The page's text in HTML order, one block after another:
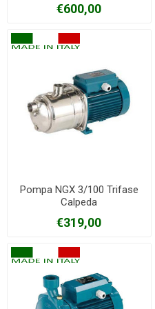
€600,00
Pompa NGX 3/100 Trifase
Calpeda
€319,00